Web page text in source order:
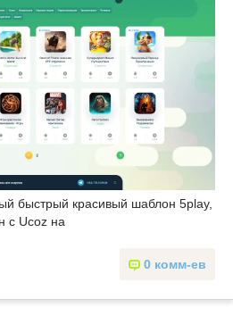
быстрый красивый шаблон 5play,
с Ucoz на
0 комм-ев